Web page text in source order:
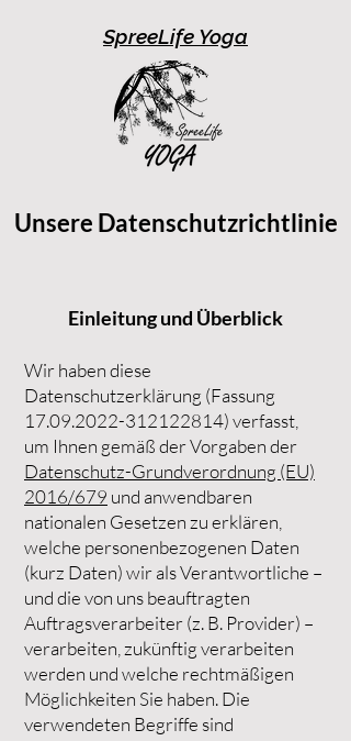
SpreeLife Yoga
Unsere Datenschutzrichtlinie
Einleitung und Überblick
Wir haben diese
Datenschutzerklärung (Fassung
17.09.2022-312122814)verfasst,
um Ihnen gemäß der Vorgaben der
Datenschutz-Grundverordnung (EU)
2016/679 und anwendbaren
nationalen Gesetzen zu erklären,
welche personenbezogenen Daten
(kurz Daten) wir als Verantwortliche –
und die von uns beauftragten
Auftragsverarbeiter (z. B. Provider) –
verarbeiten, zukünftig verarbeiten
werden und welche rechtmäßigen
Möglichkeiten Sie haben. Die
verwendeten Begriffe sind